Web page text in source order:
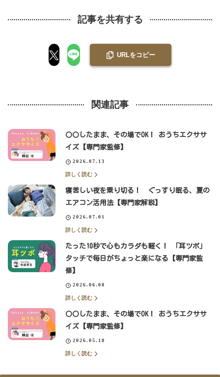
記事を共有する
URLをコピー
関連記事
〇〇したまま、その場でOK！ おうちエクササ
イズ【専門家監修】
2026.07.13
詳しく読む
寝苦しい夜を乗り切る！ ぐっすり眠る、夏の
エアコン活用法【専門家解説】
2026.07.01
詳しく読む
たった10秒で心もカラダも軽く！ 「耳ツボ」
タッチで毎日がちょっと楽になる【専門家監
修】
2026.06.08
詳しく読む
〇〇したまま、その場でOK！ おうちエクササ
イズ【専門家監修】
2026.05.18
詳しく読む